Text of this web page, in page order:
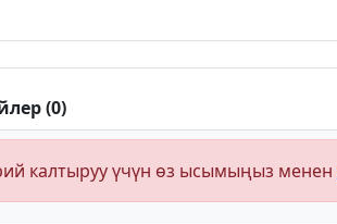
(0)
калтыруу үчүн өз ысымыңыз менен